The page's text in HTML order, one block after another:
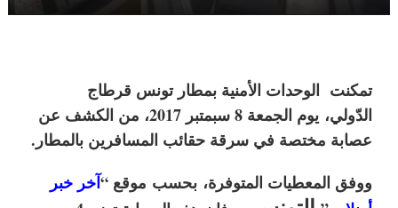
تمكنت الوحدات الأمنية بمطار تونس قرطاج
الدّولي،
يوم الجمعة 8 سبمتبر 2017، من الكشف عن
عصابة مختصة في سرقة حقائب المسافرين بالمطار.
ووفق المعطيات المتوفرة، بحسب موقع “آخر خبر